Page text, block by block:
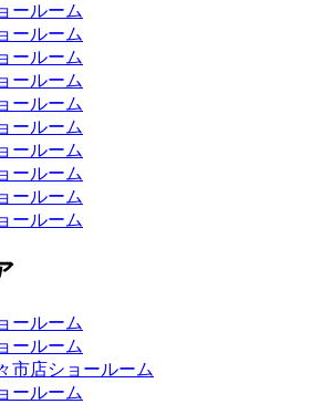
ールーム
ールーム
ールーム
ールーム
ールーム
ールーム
ールーム
ールーム
ールーム
ールーム
ールーム
ールーム
市店ショールーム
ールーム